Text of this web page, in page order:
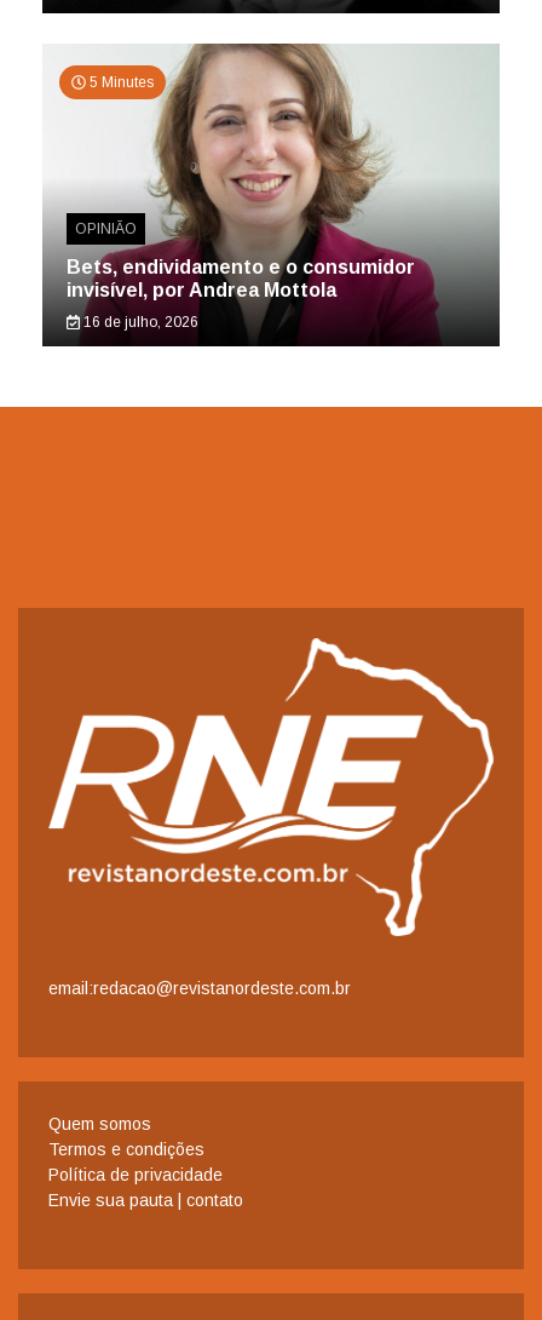
5 Minutes
OPINIÃO
Bets, endividamento e o consumidor
invisível, por Andrea Mottola
16 de julho, 2026
email:redacao@revistanordeste.com.br
Quem somos
Termos e condições
Política de privacidade
Envie sua pauta | contato